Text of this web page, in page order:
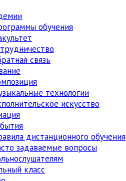
обучения
связь
технологии
искусство
дистанционного обучения
задаваемые вопросы
класс